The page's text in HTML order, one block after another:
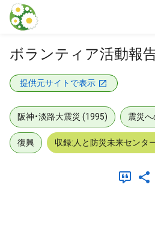
本文に飛ぶ
ボランティア活動報
提供元サイトで表示
阪神・淡路大震災 (1995) 震災へ
復興 収録:人と防災未来セン